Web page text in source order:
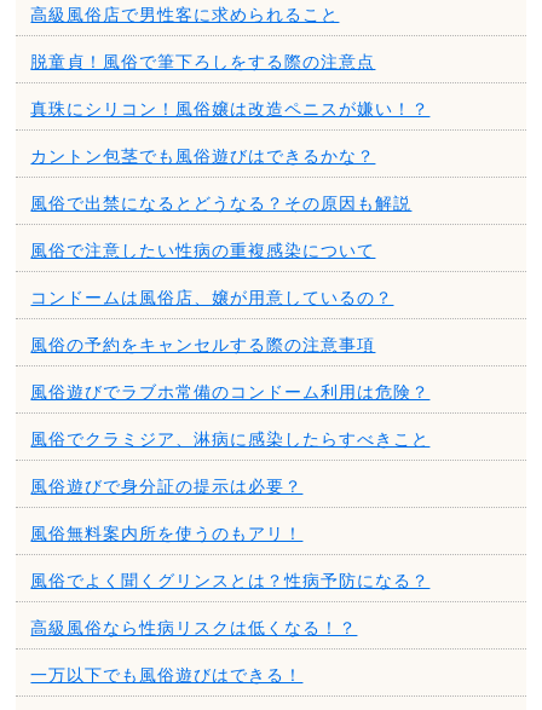
高級風俗店で男性客に求められること
脱童貞！風俗で筆下ろしをする際の注意点
真珠にシリコン！風俗嬢は改造ペニスが嫌い！？
カントン包茎でも風俗遊びはできるかな？
風俗で出禁になるとどうなる？その原因も解説
風俗で注意したい性病の重複感染について
コンドームは風俗店、嬢が用意しているの？
風俗の予約をキャンセルする際の注意事項
風俗遊びでラブホ常備のコンドーム利用は危険？
風俗でクラミジア、淋病に感染したらすべきこと
風俗遊びで身分証の提示は必要？
風俗無料案内所を使うのもアリ！
風俗でよく聞くグリンスとは？性病予防になる？
高級風俗なら性病リスクは低くなる！？
一万以下でも風俗遊びはできる！